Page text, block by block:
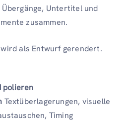
Untertitel und
zusammen.
als Entwurf gerendert.
polieren
Textüberlagerungen, visuelle
Timing